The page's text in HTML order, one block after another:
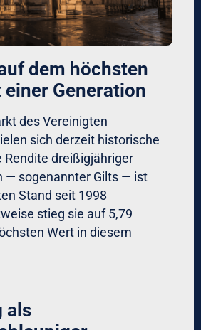
dem höchsten
einer Generation
des Vereinigten
sich derzeit historische
Rendite dreißigjähriger
— sogenannter Gilts — ist
Stand seit 1998
stieg sie auf 5,79
Wert in diesem
als